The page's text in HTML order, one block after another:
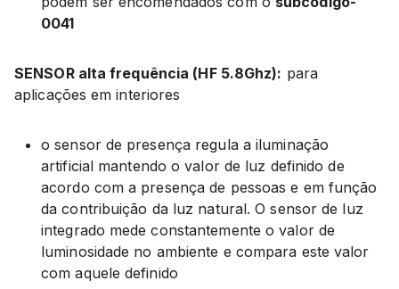
0041
SENSOR alta frequência (HF 5.8Ghz): para
aplicações em interiores
o sensor de presença regula a iluminação
artificial mantendo o valor de luz definido de
acordo com a presença de pessoas e em função
da contribuição da luz natural. O sensor de luz
integrado mede constantemente o valor de
luminosidade no ambiente e compara este valor
com aquele definido